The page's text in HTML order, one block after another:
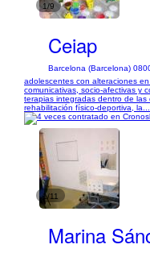
1/9
Ceiap
Barcelona (Barcelona)
adolescentes con alteraciones
comunicativas, socio-afectivas y
terapias integradas dentro de las
rehabilitación físico-deportiva, la...
1/11
Marina